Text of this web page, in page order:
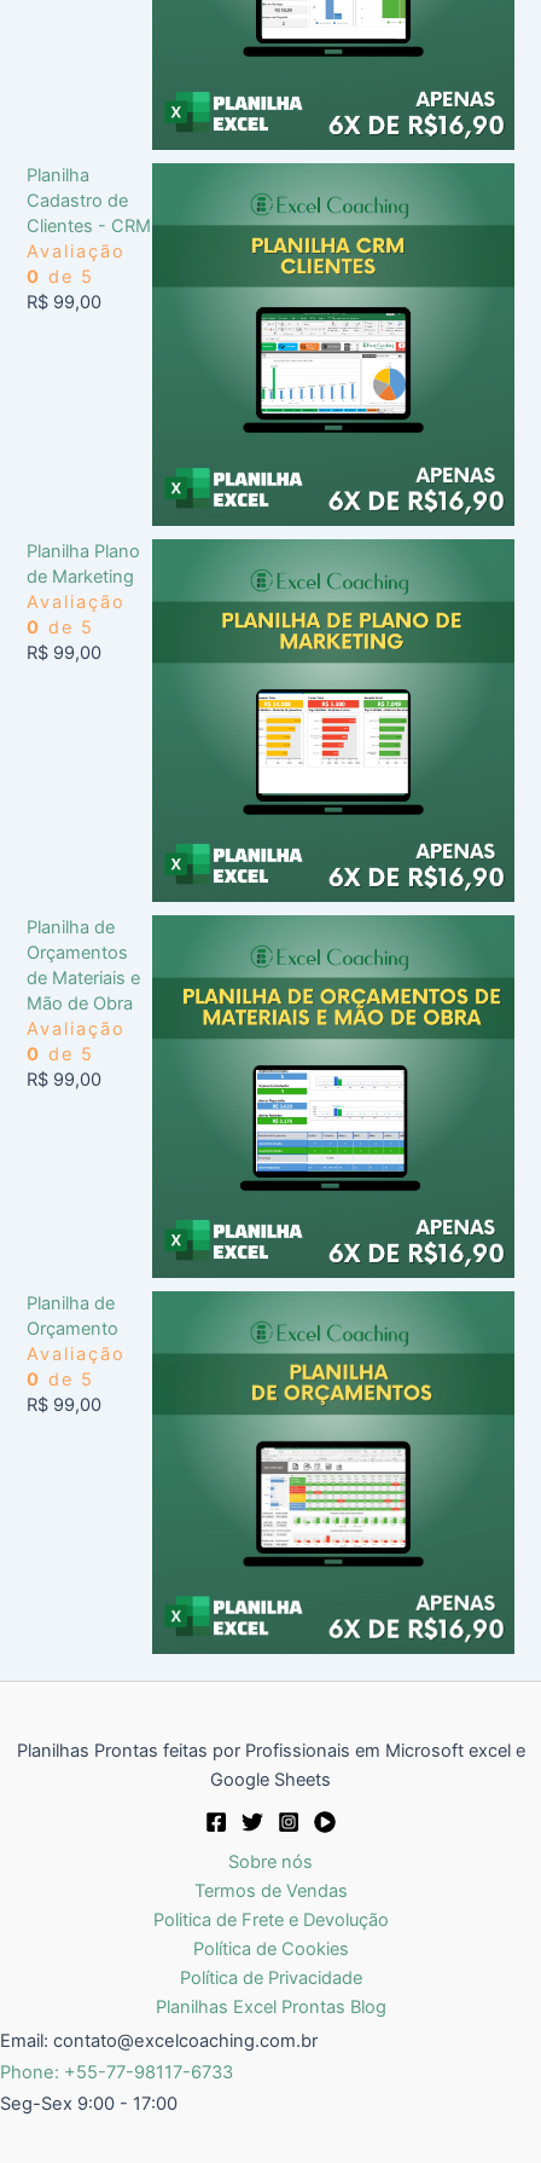
Planilha
Cadastro de
Clientes - CRM
Avaliação
0 de 5
R$ 99,00
Planilha Plano
de Marketing
Avaliação
0 de 5
R$ 99,00
Planilha de
Orçamentos
de Materiais e
Mão de Obra
Avaliação
0 de 5
R$ 99,00
Planilha de
Orçamento
Avaliação
0 de 5
R$ 99,00
Planilhas Prontas feitas por Profissionais em Microsoft excel e
Google Sheets
Sobre nós
Termos de Vendas
Politica de Frete e Devolução
Política de Cookies
Política de Privacidade
Planilhas Excel Prontas Blog
Email: contato@excelcoaching.com.br
Phone: +55-77-98117-6733
Seg-Sex 9:00 - 17:00